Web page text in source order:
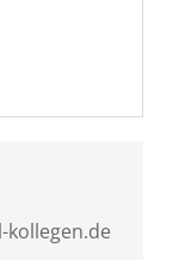
kollegen.de